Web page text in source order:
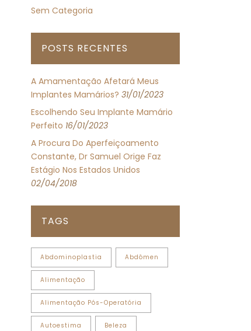
Sem Categoria
POSTS RECENTES
A Amamentação Afetará Meus
Implantes Mamários? 31/01/2023
Escolhendo Seu Implante Mamário
Perfeito 16/01/2023
A Procura Do Aperfeiçoamento
Constante, Dr Samuel Orige Faz
Estágio Nos Estados Unidos
02/04/2018
TAGS
Abdominoplastia Abdômen
Alimentação
Alimentação Pós-Operatória
Autoestima Beleza